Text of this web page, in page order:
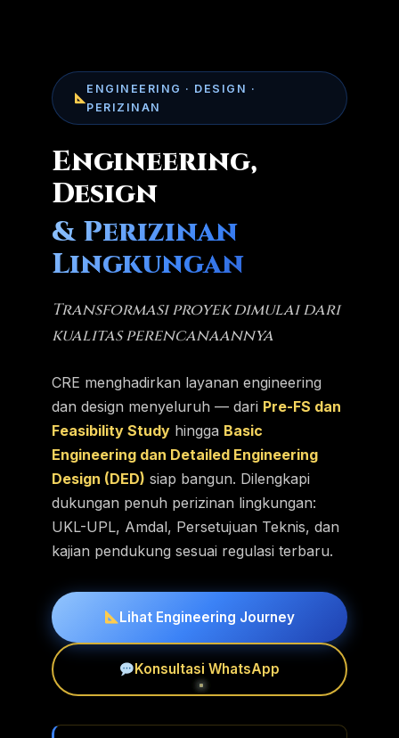
ENGINEERING · DESIGN ·
PERIZINAN
Engineering,
Design
& Perizinan
Lingkungan
Transformasi proyek dimulai dari
kualitas perencanaannya
CRE menghadirkan layanan engineering
dan design menyeluruh — dari Pre-FS dan
Feasibility Study hingga Basic
Engineering dan Detailed Engineering
Design (DED) siap bangun. Dilengkapi
dukungan penuh perizinan lingkungan:
UKL-UPL, Amdal, Persetujuan Teknis, dan
kajian pendukung sesuai regulasi terbaru.
Lihat Engineering Journey
Konsultasi WhatsApp